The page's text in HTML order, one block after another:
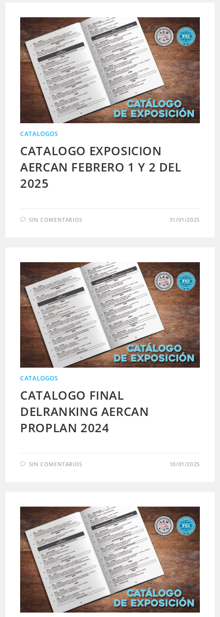
CATALOGOS
CATALOGO EXPOSICION
AERCAN FEBRERO 1 Y 2 DEL
2025
SIN COMENTARIOS 31/01/2025
CATALOGOS
CATALOGO FINAL
DELRANKING AERCAN
PROPLAN 2024
SIN COMENTARIOS 10/01/2025